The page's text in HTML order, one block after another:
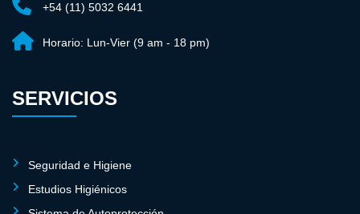
+54 (11) 5032 6441
Horario: Lun-Vier (9 am - 18 pm)
SERVICIOS
Seguridad e Higiene
Estudios Higiénicos